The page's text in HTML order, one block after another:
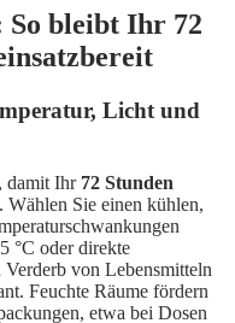
So bleibt Ihr 72
Licht und
damit Ihr 72 Stunden
Sie einen kühlen,
°C oder direkte
Verderb von Lebensmitteln
Feuchte Räume fördern
etwa bei Dosen